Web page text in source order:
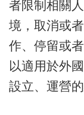
者限制相關
境，取消或
作、停留或
以適用於外
設立、運營的